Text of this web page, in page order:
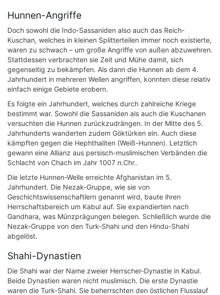
Hunnen-Angriffe
Doch sowohl die Indo-Sassaniden also auch das Reich-
Kuschan, welches in kleinen Splitterteilen immer noch existierte,
waren zu schwach – um große Angriffe von außen abzuwehren.
Stattdessen verbrachten sie Zeit und Mühe damit, sich
gegenseitig zu bekämpfen. Als dann die Hunnen ab dem 4.
Jahrhundert in mehreren Wellen angriffen, konnten diese relativ
einfach einige Gebiete erobern.
Es folgte ein Jahrhundert, welches durch zahlreiche Kriege
bestimmt war. Sowohl die Sassaniden als auch die Kuschanen
versuchten die Hunnen zurückzudrängen. In der Mitte des 5.
Jahrhunderts wanderten zudem Göktürken ein. Auch diese
kämpften gegen die Hephthaliten (Weiß-Hunnen). Letztlich
gewann eine Allianz aus persisch-muslimischen Verbänden die
Schlacht von Chach im Jahr 1007 n.Chr..
Die letzte Hunnen-Welle erreichte Afghanistan im 5.
Jahrhundert. Die Nezak-Gruppe, wie sie von
Geschichtswissenschaftlern genannt wird, baute ihren
Herrschaftsbereich um Kabul auf. Sie expandierten nach
Gandhara, was Münzprägungen belegen. Schließlich wurde die
Nezak-Gruppe von den Turk-Shahi und den Hindu-Shahi
abgelöst.
Shahi-Dynastien
Die Shahi war der Name zweier Herrscher-Dynastie in Kabul.
Beide Dynastien waren nicht muslimisch. Die erste Dynastie
waren die Turk-Shahi. Sie beherrschten den östlichen Flusslauf